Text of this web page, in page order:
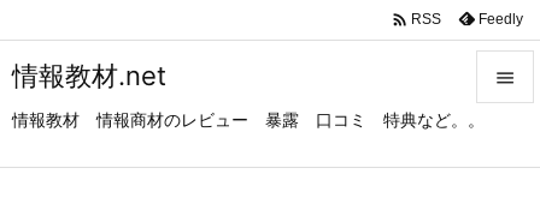
情報教材.net
情報教材 情報商材のレビュー 暴露 口コミ 特典など。。

 RSS Feedly